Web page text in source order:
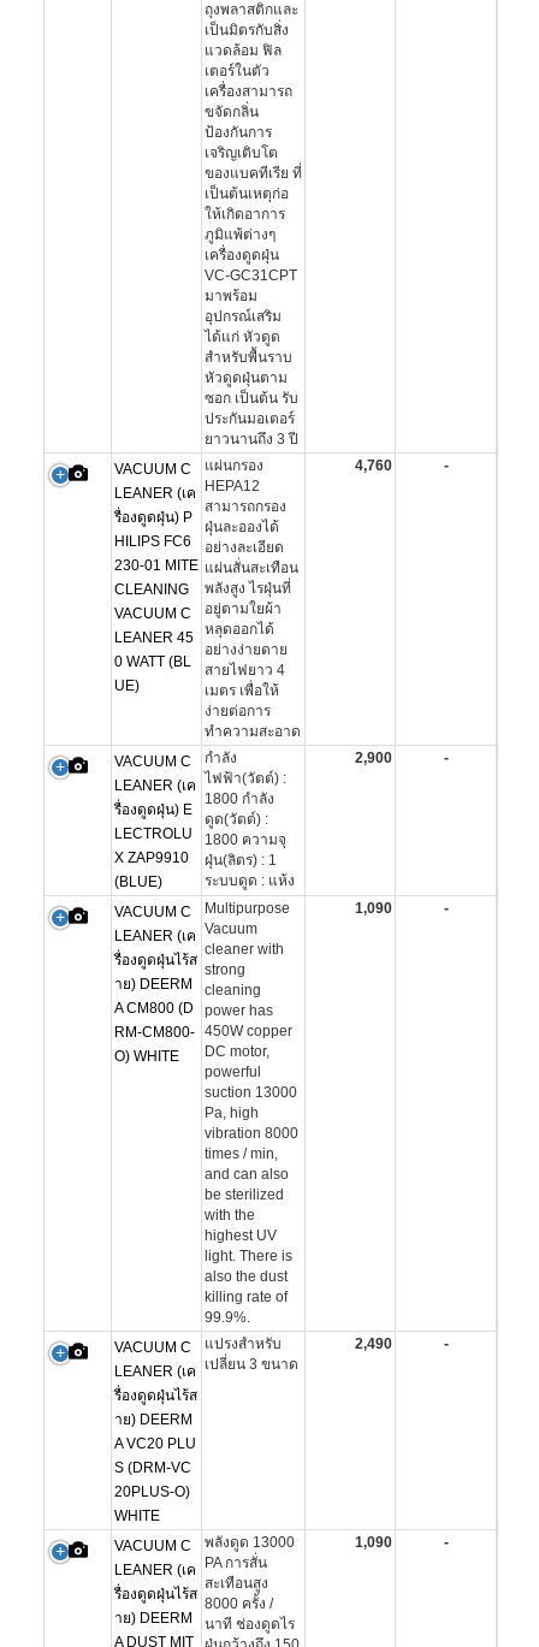
ถุงพลาสติกและ
เป็นมิตรกับสิ่ง
แวดล้อม ฟิล
เตอร์ในตัว
เครื่องสามารถ
ขจัดกลิ่น
ป้องกันการ
เจริญเติบโต
ของแบคทีเรีย ที่
เป็นต้นเหตุก่อ
ให้เกิดอาการ
ภูมิแพ้ต่างๆ
เครื่องดูดฝุ่น
VC-GC31CPT
มาพร้อม
อุปกรณ์เสริม
ได้แก่ หัวดูด
สำหรับพื้นราบ
หัวดูดฝุ่นตาม
ซอก เป็นต้น รับ
ประกันมอเตอร์
ยาวนานถึง 3 ปี
VACUUM C
LEANER (เค
รื่องดูดฝุ่น) P
HILIPS FC6
230-01 MITE
CLEANING
VACUUM C
LEANER 45
0 WATT (BL
UE)
แผ่นกรอง
HEPA12
สามารถกรอง
ฝุ่นละอองได้
อย่างละเอียด
แผ่นสั่นสะเทือน
พลังสูง ไรฝุ่นที่
อยู่ตามใยผ้า
หลุดออกได้
อย่างง่ายดาย
สายไฟยาว 4
เมตร เพื่อให้
ง่ายต่อการ
ทำความสะอาด
4,760 -
VACUUM C
LEANER (เค
รื่องดูดฝุ่น) E
LECTROLU
X ZAP9910
(BLUE)
กำลัง
ไฟฟ้า(วัตต์) :
1800 กำลัง
ดูด(วัตต์) :
1800 ความจุ
ฝุ่น(ลิตร) : 1
ระบบดูด : แห้ง
2,900 -
VACUUM C
LEANER (เค
รื่องดูดฝุ่นไร้ส
าย) DEERM
A CM800 (D
RM-CM800-
O) WHITE
Multipurpose
Vacuum
cleaner with
strong
cleaning
power has
450W copper
DC motor,
powerful
suction 13000
Pa, high
vibration 8000
times / min,
and can also
be sterilized
with the
highest UV
light. There is
also the dust
killing rate of
99.9%.
1,090 -
VACUUM C
LEANER (เค
รื่องดูดฝุ่นไร้ส
าย) DEERM
A VC20 PLU
S (DRM-VC
20PLUS-O)
WHITE
แปรงสำหรับ
เปลี่ยน 3 ขนาด
2,490 -
VACUUM C
LEANER (เค
รื่องดูดฝุ่นไร้ส
าย) DEERM
A DUST MIT
พลังดูด 13000
PA การสั่น
สะเทือนสูง
8000 ครั้ง /
นาที ช่องดูดไร
1,090 -